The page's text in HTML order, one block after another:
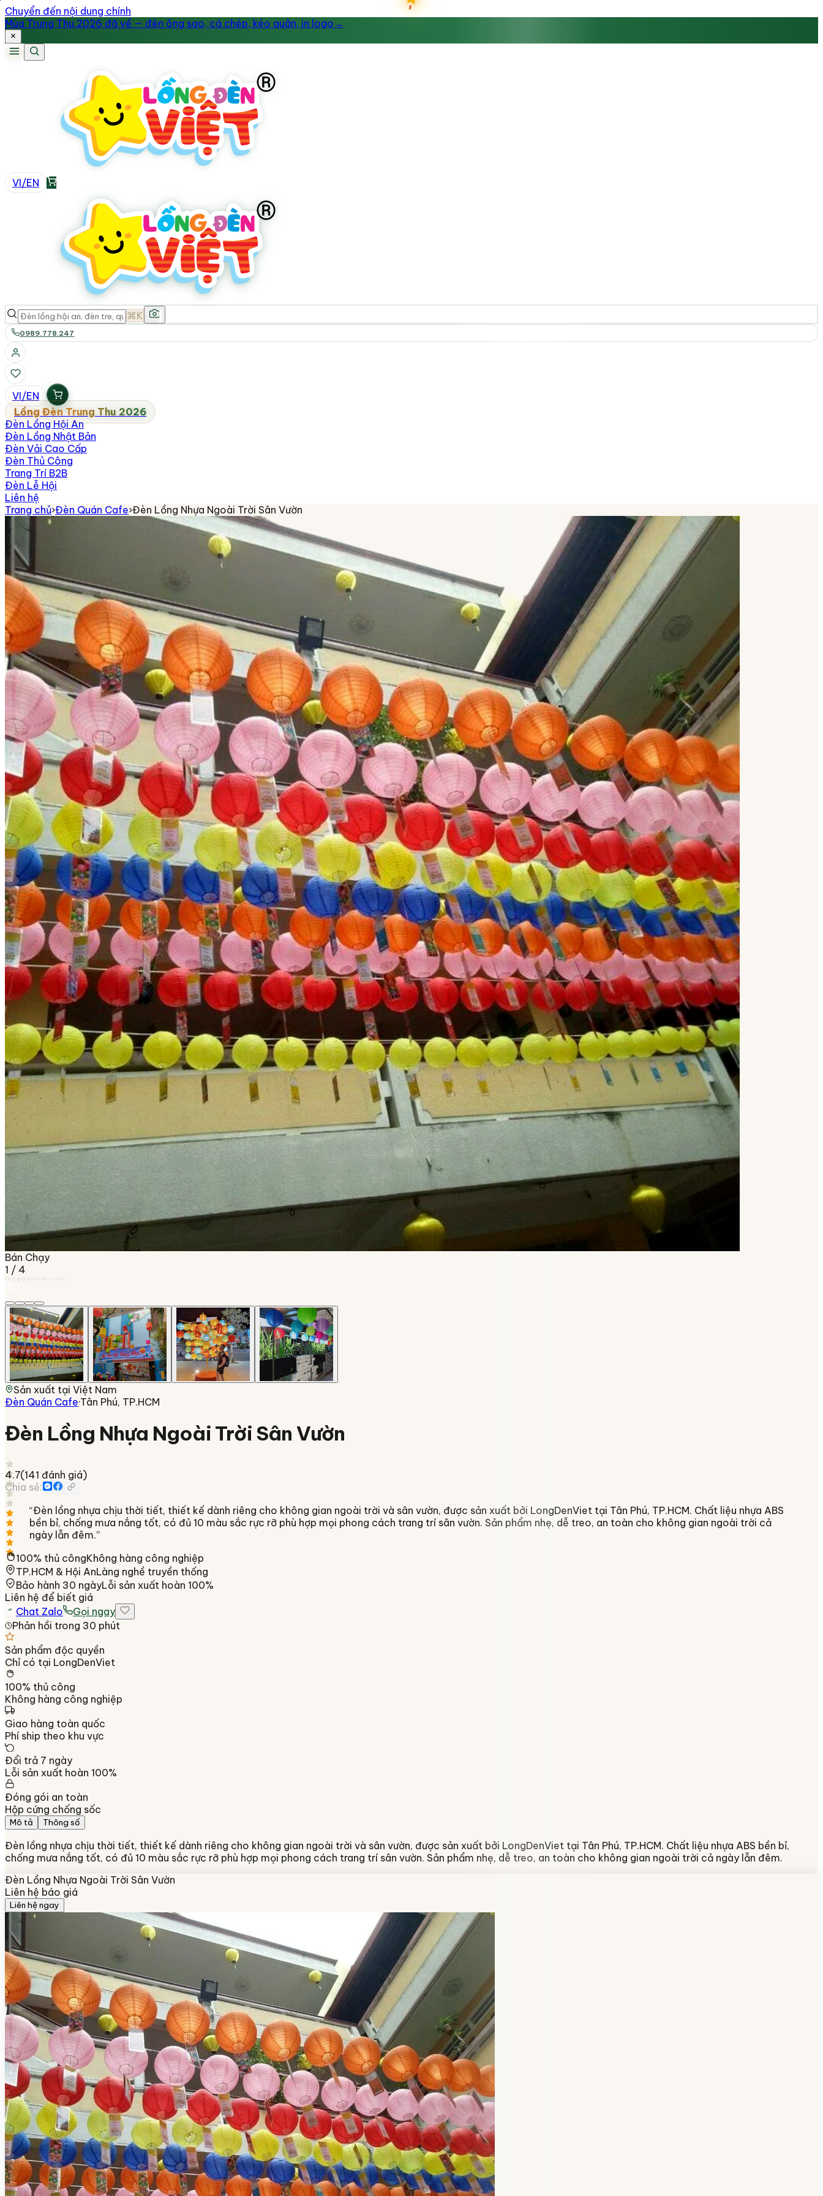
Chuyển đến nội dung chính
Mùa Trung Thu 2026 đã về — đèn ông sao, cá chép, kéo quân, in logo →
VI/EN
⌘K
0989.778.247
VI/EN
Lồng Đèn Trung Thu 2026
Đèn Lồng Hội An
Đèn Lồng Nhật Bản
Đèn Vải Cao Cấp
Đèn Thủ Công
Trang Trí B2B
Đèn Lễ Hội
Liên hệ
Trang chủ›Đèn Quán Cafe›Đèn Lồng Nhựa Ngoài Trời Sân Vườn
Bán Chạy
1 / 4
longdenviet.com
Sản xuất tại Việt Nam
Đèn Quán Cafe·Tân Phú, TP.HCM
Đèn Lồng Nhựa Ngoài Trời Sân Vườn
4.7(141 đánh giá)
Chia sẻ:
“Đèn lồng nhựa chịu thời tiết, thiết kế dành riêng cho không gian ngoài trời và sân vườn, được sản xuất bởi LongDenViet tại Tân Phú, TP.HCM. Chất liệu nhựa ABS
bền bỉ, chống mưa nắng tốt, có đủ 10 màu sắc rực rỡ phù hợp mọi phong cách trang trí sân vườn. Sản phẩm nhẹ, dễ treo, an toàn cho không gian ngoài trời cả
ngày lẫn đêm.”
100% thủ côngKhông hàng công nghiệp
TP.HCM & Hội AnLàng nghề truyền thống
Bảo hành 30 ngàyLỗi sản xuất hoàn 100%
Liên hệ để biết giá
Chat Zalo
Gọi ngay
Phản hồi trong 30 phút
Sản phẩm độc quyền
Chỉ có tại LongDenViet
100% thủ công
Không hàng công nghiệp
Giao hàng toàn quốc
Phí ship theo khu vực
Đổi trả 7 ngày
Lỗi sản xuất hoàn 100%
Đóng gói an toàn
Hộp cứng chống sốc
Mô tả Thông số
Đèn lồng nhựa chịu thời tiết, thiết kế dành riêng cho không gian ngoài trời và sân vườn, được sản xuất bởi LongDenViet tại Tân Phú, TP.HCM. Chất liệu nhựa ABS bền bỉ,
chống mưa nắng tốt, có đủ 10 màu sắc rực rỡ phù hợp mọi phong cách trang trí sân vườn. Sản phẩm nhẹ, dễ treo, an toàn cho không gian ngoài trời cả ngày lẫn đêm.
Đèn Lồng Nhựa Ngoài Trời Sân Vườn
Liên hệ báo giá
Liên hệ ngay